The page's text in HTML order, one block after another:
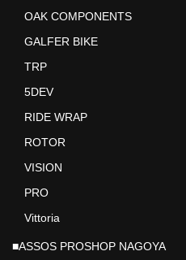
OAK COMPONENTS
GALFER BIKE
TRP
5DEV
RIDE WRAP
ROTOR
VISION
PRO
Vittoria
■ASSOS PROSHOP NAGOYA